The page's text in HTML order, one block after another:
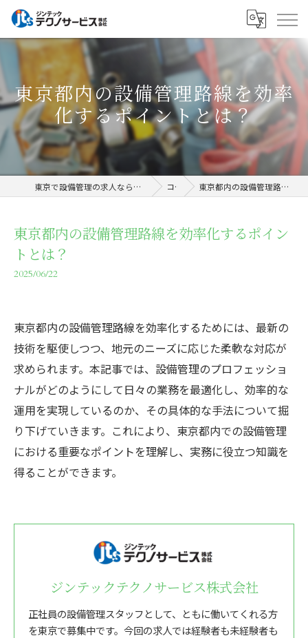
東京都内の設備管理路線を効率
化するポイントとは？
東京で設備管理の求人ならジンテックテクノサービス株式会社 コラム 東京都内の設備管理路線を効率化するポイントとは？
東京都内の設備管理路線を効率化するポイン
トとは？
2025/06/22
東京都内の設備管理路線を効率化するためには、最新の
技術を駆使しつつ、地元のニーズに応じた柔軟な対応が
求められます。本記事では、設備管理のプロフェッショ
ナルがどのようにして日々の業務を最適化し、効率的な
運用を実現しているのか、その具体的な手法について掘
り下げていきます。これにより、東京都内での設備管理
における重要なポイントを理解し、実務に役立つ知識を
得ることができます。
ジンテックテクノサービス株式会社
正社員の設備管理スタッフとして、ともに働いてくれる方
を東京で募集中です。今回の求人では経験者も未経験者も